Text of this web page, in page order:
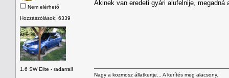
Nem elérhető
Hozzászólások: 6339
1.6 SW Elite - radarral!
Akinek van eredeti gyári alufelnije,
Nagy a kozmosz állatkertje... A kerítés meg alacsony.